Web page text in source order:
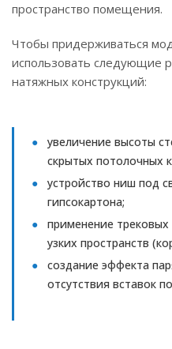
пространство помещения.
Чтобы придерживаться
использовать следующие
натяжных конструкций:
увеличение высоты
скрытых потолочных
устройство ниш под
гипсокартона;
применение
узких пространств
создание эффекта
отсутствия вставок